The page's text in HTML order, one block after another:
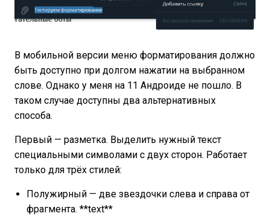
В мобильной версии меню форматирования должно
быть доступно при долгом нажатии на выбранном
слове. Однако у меня на 11 Андроиде не пошло. В
таком случае доступны два альтернативных
способа.
Первый — разметка. Выделить нужный текст
специальными символами с двух сторон. Работает
только для трёх стилей:
Полужирный — две звездочки слева и справа от
фрагмента. **text**